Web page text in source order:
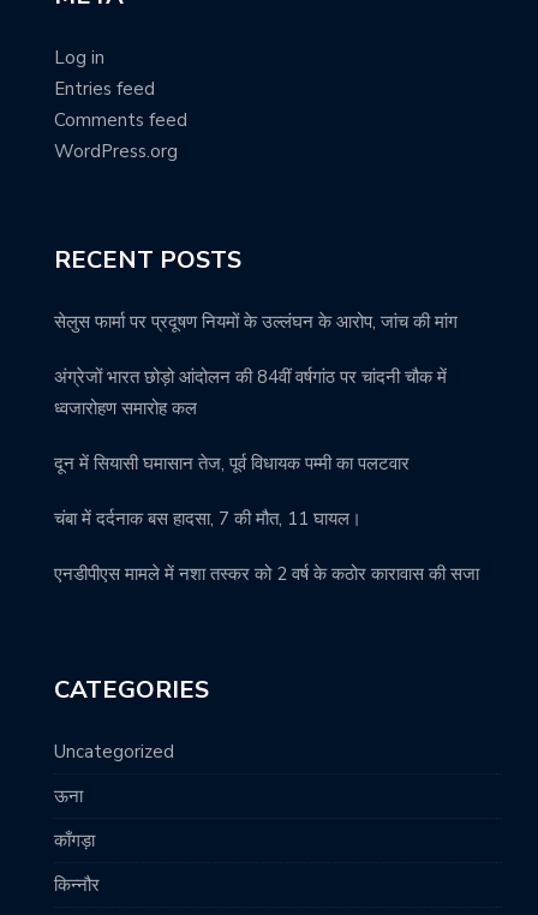
Log in
Entries feed
Comments feed
WordPress.org
RECENT POSTS
सेलुस फार्मा पर प्रदूषण नियमों के उल्लंघन के आरोप, जांच की मांग
अंग्रेजों भारत छोड़ो आंदोलन की 84वीं वर्षगांठ पर चांदनी चौक में
ध्वजारोहण समारोह कल
दून में सियासी घमासान तेज, पूर्व विधायक पम्मी का पलटवार
चंबा में दर्दनाक बस हादसा, 7 की मौत, 11 घायल।
एनडीपीएस मामले में नशा तस्कर को 2 वर्ष के कठोर कारावास की सजा
CATEGORIES
Uncategorized
ऊना
काँगड़ा
किन्नौर